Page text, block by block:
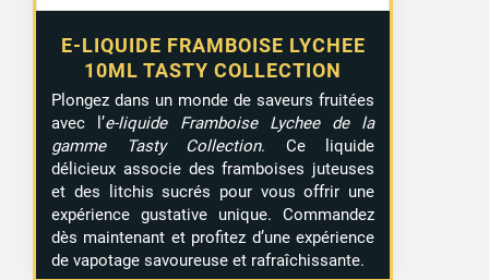
E-LIQUIDE FRAMBOISE LYCHEE
10ML TASTY COLLECTION
Plongez dans un monde de saveurs fruitées
avec l’e-liquide Framboise Lychee de la
gamme Tasty Collection. Ce liquide
délicieux associe des framboises juteuses
et des litchis sucrés pour vous offrir une
expérience gustative unique. Commandez
dès maintenant et profitez d’une expérience
de vapotage savoureuse et rafraîchissante.